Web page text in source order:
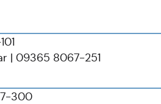
| 09365 8067-251
300